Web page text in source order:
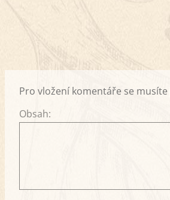
Pro vložení komentáře se musíte
Obsah: